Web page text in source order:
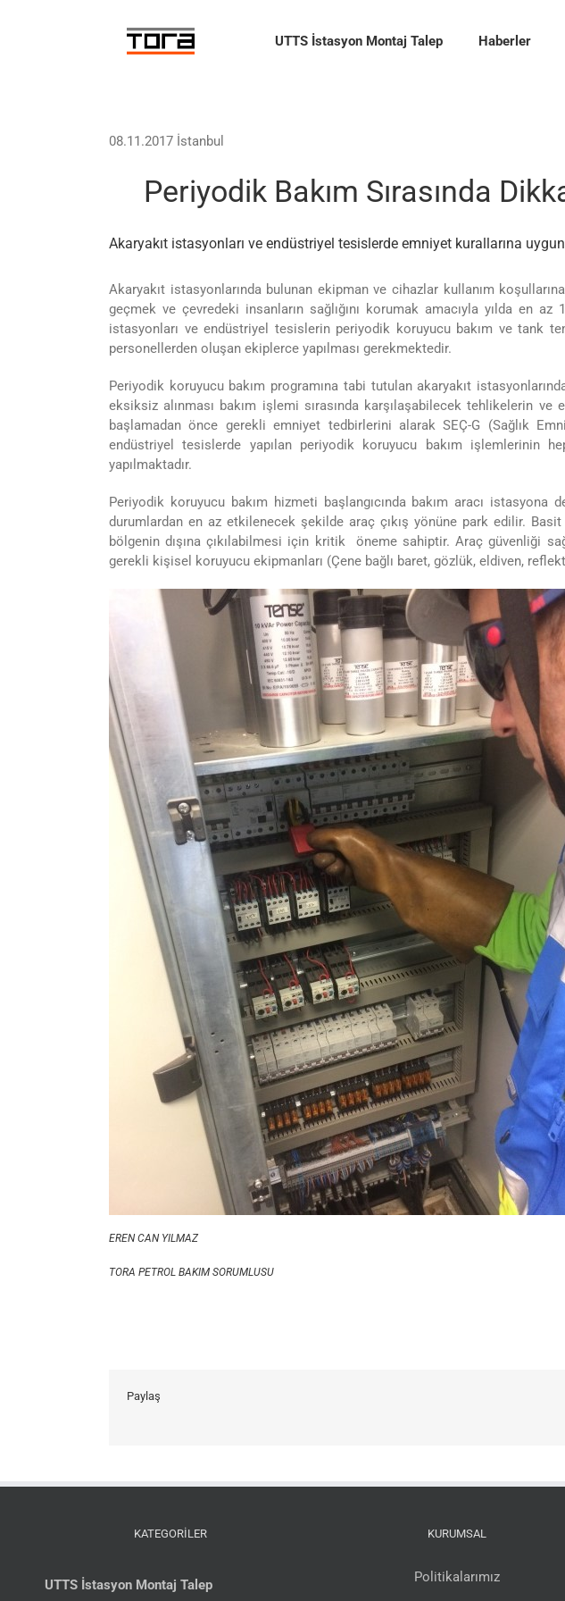
UTTS İstasyon Montaj Talep Haberler
08.11.2017 İstanbul
Periyodik Bakım Sırasında
Akaryakıt istasyonları ve endüstriyel tesislerde emniyet kurallarına
Akaryakıt istasyonlarında bulunan ekipman ve cihazlar kullanım
geçmek ve çevredeki insanların sağlığını korumak amacıyla yılda en
istasyonları ve endüstriyel tesislerin periyodik koruyucu bakım ve tank
personellerden oluşan ekiplerce yapılması gerekmektedir.
Periyodik koruyucu bakım programına tabi tutulan akaryakıt
eksiksiz alınması bakım işlemi sırasında karşılaşabilecek tehlikelerin
başlamadan önce gerekli emniyet tedbirlerini alarak SEÇ-G (Sağlık
endüstriyel tesislerde yapılan periyodik koruyucu bakım işlemlerinin
yapılmaktadır.
Periyodik koruyucu bakım hizmeti başlangıcında bakım aracı
durumlardan en az etkilenecek şekilde araç çıkış yönüne park edilir.
bölgenin dışına çıkılabilmesi için kritik öneme sahiptir. Araç güvenliği
gerekli kişisel koruyucu ekipmanları (Çene bağlı baret, gözlük, eldiven,
EREN CAN YILMAZ
TORA PETROL BAKIM SORUMLUSU
Paylaş
KATEGORİLER
UTTS İstasyon Montaj Talep
KURUMSAL
Politikalarımız